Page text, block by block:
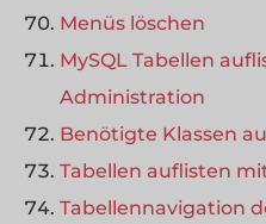
Menüs löschen
MySQL Tabellen
Administration
Benötigte Klassen
Tabellen auflisten
Tabellennavigation